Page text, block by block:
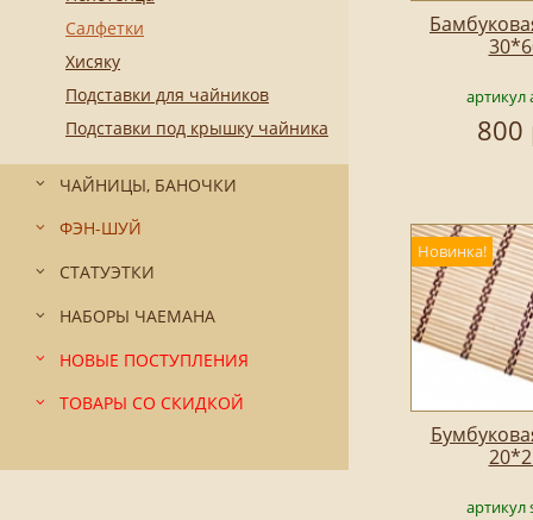
Салфетки
Хисяку
Подставки для чайников
Подставки под крышку чайника
ЧАЙНИЦЫ, БАНОЧКИ
ФЭН-ШУЙ
СТАТУЭТКИ
НАБОРЫ ЧАЕМАНА
НОВЫЕ ПОСТУПЛЕНИЯ
ТОВАРЫ СО СКИДКОЙ
артикул
800
Новинка!
артикул